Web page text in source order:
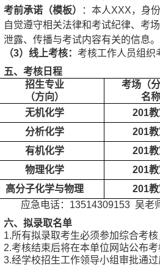
考前承诺（模板）
：本人XXX，身
自觉遵守相关法律和考试纪律、考
泄露、传播与考试内容有关的信息
（3）线上考核：考核工作人员组织
五、考核日程
招生专业
（方向）
考场（分
名称
无机化学 201
分析化学
201
有机化学
201
物理化学
201
高分子化学与物理
201
应急电话： 13514309153吴老
六、拟录取名单
1.所有拟录取考生必须参加综合考核
2.考核结束后将在本单位网站公布考
3.经学校招生工作领导小组审批通